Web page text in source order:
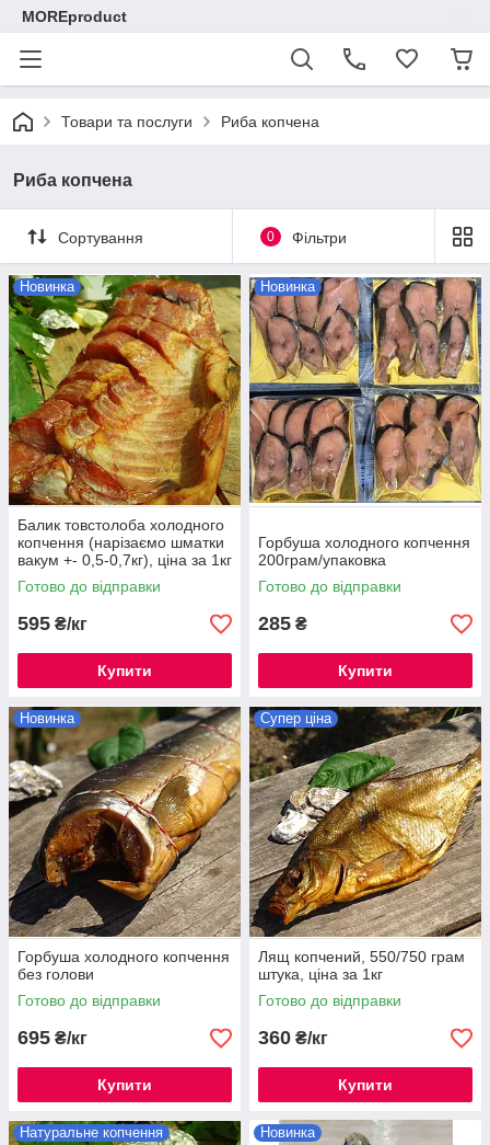
MOREproduct
Товари та послуги Риба копчена
Риба копчена
Сортування 0 Фільтри
Новинка
Балик товстолоба холодного
копчення (нарізаємо шматки
вакум +- 0,5-0,7кг), ціна за 1кг
Готово до відправки
595 ₴/кг
Купити
Новинка
Горбуша холодного копчення
200грам/упаковка
Готово до відправки
285 ₴
Купити
Новинка
Горбуша холодного копчення
без голови
Готово до відправки
695 ₴/кг
Купити
Супер ціна
Лящ копчений, 550/750 грам
штука, ціна за 1кг
Готово до відправки
360 ₴/кг
Купити
Натуральне копчення Новинка